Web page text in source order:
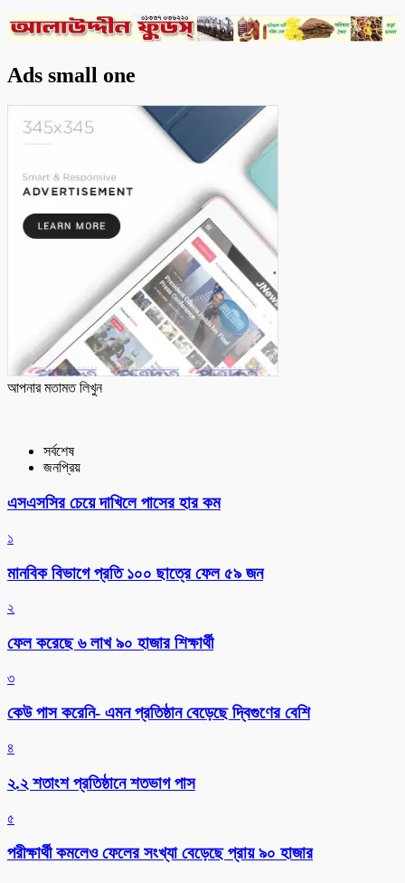
Ads small one
আপনার মতামত লিখুন
সর্বশেষ
জনপ্রিয়
এসএসসির চেয়ে দাখিলে পাসের হার কম
১
মানবিক বিভাগে প্রতি ১০০ ছাত্রে ফেল ৫৯ জন
২
ফেল করেছে ৬ লাখ ৯০ হাজার শিক্ষার্থী
৩
কেউ পাস করেনি- এমন প্রতিষ্ঠান বেড়েছে দ্বিগুণের বেশি
৪
২.২ শতাংশ প্রতিষ্ঠানে শতভাগ পাস
৫
পরীক্ষার্থী কমলেও ফেলের সংখ্যা বেড়েছে প্রায় ৯০ হাজার